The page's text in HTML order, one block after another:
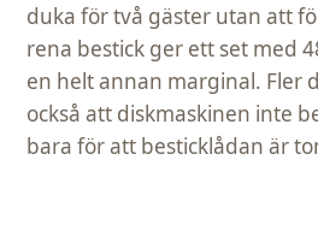
duka för två gäster utan att
rena bestick ger ett set med
en helt annan marginal. Fler
också att diskmaskinen inte
bara för att besticklådan är